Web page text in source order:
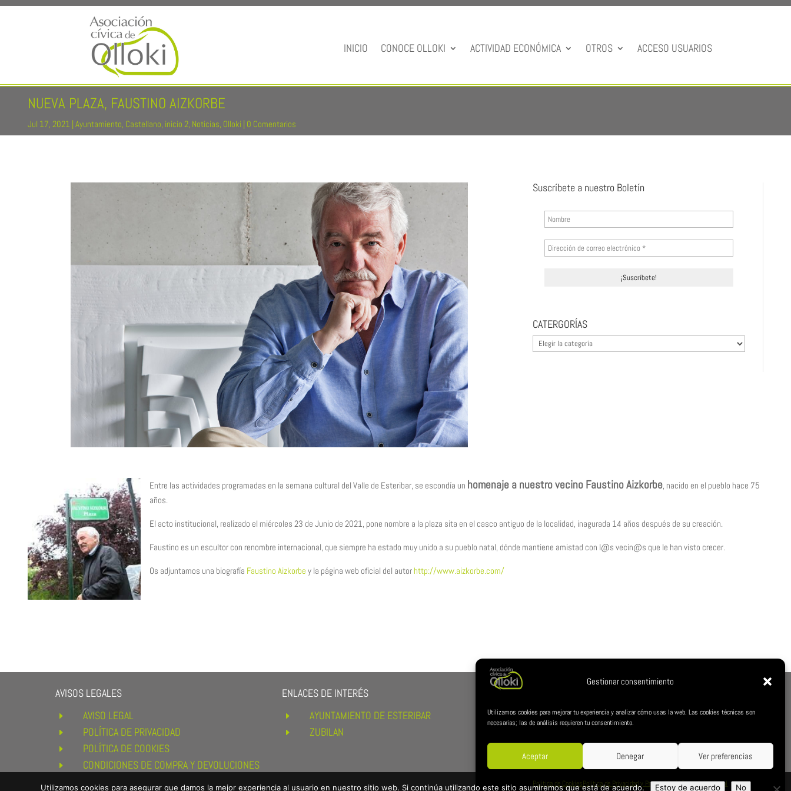
Gestionar consentimiento
Utilizamos cookies para mejorar tu experiencia y analizar cómo usas la web. Las cookies técnicas son
necesarias; las de análisis requieren tu consentimiento.
Aceptar Denegar Ver preferencias
Politica de CookiesPolítica de Privacidad y Protección de DatosAviso Legal
INICIO CONOCE OLLOKI ACTIVIDAD ECONÓMICA OTROS ACCESO USUARIOS
NUEVA PLAZA, FAUSTINO AIZKORBE
Jul 17, 2021 Ayuntamiento, Castellano, inicio 2, Noticias, Olloki 0 Comentarios
Suscríbete a nuestro Boletín
CATERGORÍAS
CATERGORÍAS
Entre las actividades programadas en la semana cultural del Valle de Esteribar, se escondía un homenaje a nuestro vecino Faustino Aizkorbe, nacido en el pueblo hace 75
años.
El acto institucional, realizado el miércoles 23 de Junio de 2021, pone nombre a la plaza sita en el casco antiguo de la localidad, inagurada 14 años después de su creación.
Faustino es un escultor con renombre internacional, que siempre ha estado muy unido a su pueblo natal, dónde mantiene amistad con l@s vecin@s que le han visto crecer.
Os adjuntamos una biografía Faustino Aizkorbe y la página web oficial del autor http://www.aizkorbe.com/
AVISOS LEGALES
E AVISO LEGAL
E POLÍTICA DE PRIVACIDAD
E POLÍTICA DE COOKIES
E CONDICIONES DE COMPRA Y DEVOLUCIONES
ENLACES DE INTERÉS
E AYUNTAMIENTO DE ESTERIBAR
E ZUBILAN
REDES CÍVICA
Utilizamos cookies para asegurar que damos la mejor experiencia al usuario en nuestro sitio web. Si continúa utilizando este sitio asumiremos que está de acuerdo. Estoy de acuerdo No